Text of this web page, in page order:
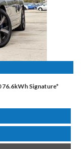
76.6kWh Signature*